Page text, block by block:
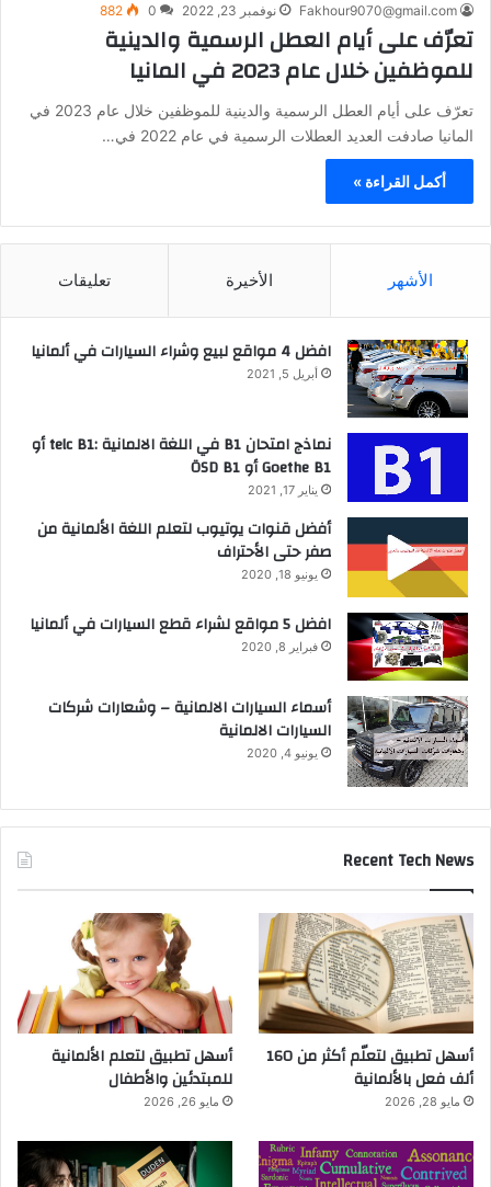
Fakhour9070@gmail.com نوفمبر 23, 2022 0
882
تعرّف على أيام العطل الرسمية والدينية
للموظفين خلال عام 2023 في المانيا
تعرّف على أيام العطل الرسمية والدينية للموظفين خلال عام 2023 في
المانيا صادفت العديد العطلات الرسمية في عام 2022 في…
أكمل القراءة »
الأشهر الأخيرة تعليقات
افضل 4 مواقع لبيع وشراء السيارات في ألمانيا
أبريل 5, 2021
نماذج امتحان B1 في اللغة الالمانية :telc B1 أو
Goethe B1 أو ÖSD B1
يناير 17, 2021
أفضل قنوات يوتيوب لتعلم اللغة الألمانية من
صفر حتى الأحتراف
يونيو 18, 2020
افضل 5 مواقع لشراء قطع السيارات في ألمانيا
فبراير 8, 2020
أسماء السيارات الالمانية – وشعارات شركات
السيارات الالمانية
يونيو 4, 2020
Recent Tech News
أسهل تطبيق لتعلّم أكثر من 160
ألف فعل بالألمانية
مايو 28, 2026
أسهل تطبيق لتعلم الألمانية
للمبتدئين والأطفال
مايو 26, 2026